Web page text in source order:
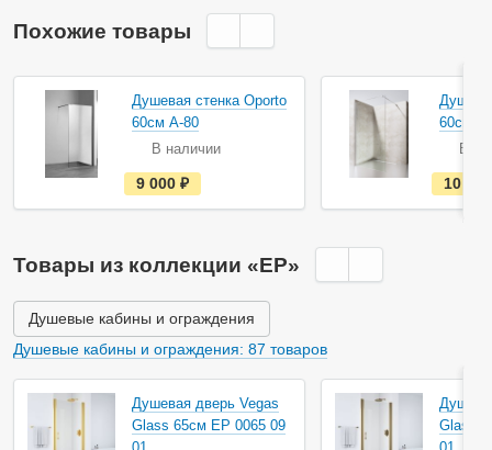
Похожие товары
Душевая стенка Oporto
60см А-80
В наличии
е
с
т
а
и
ч
и
и
9 000
60см
В
10
Товары из коллекции «EP»
Душевые кабины и ограждения
Душевые кабины и ограждения: 87 товаров
Душевая дверь Vegas
Glass 65см EP 0065 09
01
Glass
01